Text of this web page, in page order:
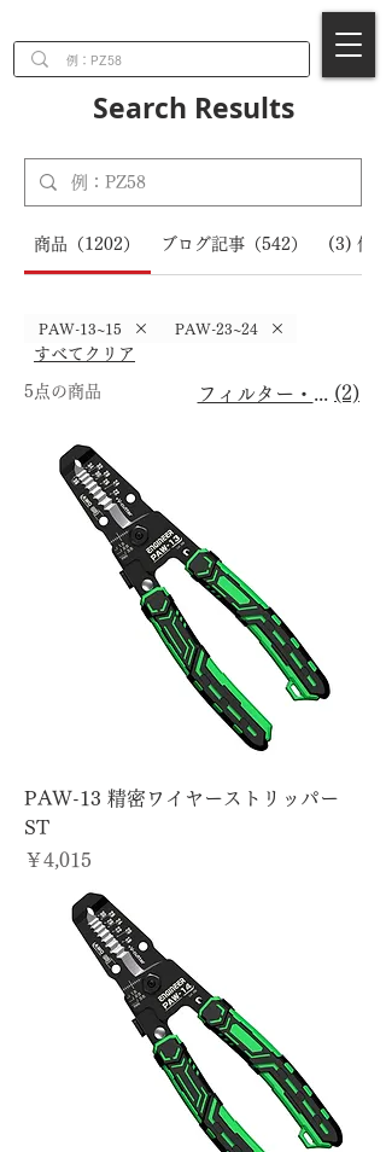
Search Results
商品（1202） ブログ記事（542） (3) 件
PAW-13~15 PAW-23~24
すべてクリア
5点の商品 フィルター・並び替え
(2)
PAW-13 精密ワイヤーストリッパー
ST
価格
￥4,015